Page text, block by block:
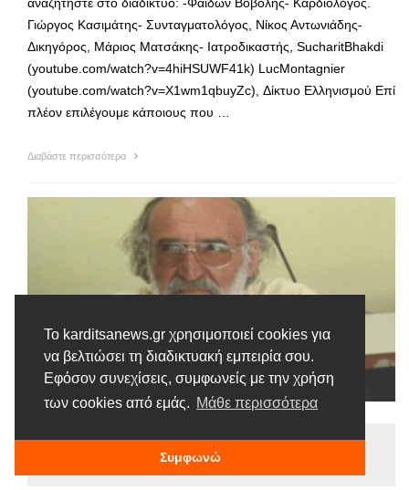
Το karditsanews.gr χρησιμοποιεί cookies για
να βελτιώσει τη διαδικτυακή εμπειρία σου.
Εφόσον συνεχίσεις, συμφωνείς με την χρήση
των cookies από εμάς. Μάθε περισσότερα
Συμφωνώ
αναζητήστε στο διαδίκτυο: -Φαίδων Βόβολης- Καρδιολόγος.
Γιώργος Κασιμάτης- Συνταγματολόγος, Νίκος Αντωνιάδης-
Δικηγόρος, Μάριος Ματσάκης- Ιατροδικαστής, SucharitBhakdi
(youtube.com/watch?v=4hiHSUWF41k) LucMontagnier
(youtube.com/watch?v=X1wm1qbuyZc), Δίκτυο Ελληνισμού Επί
πλέον επιλέγουμε κάποιους που …
Διαβάστε περισσότερα
Ειδήσεις
Εμβόλια